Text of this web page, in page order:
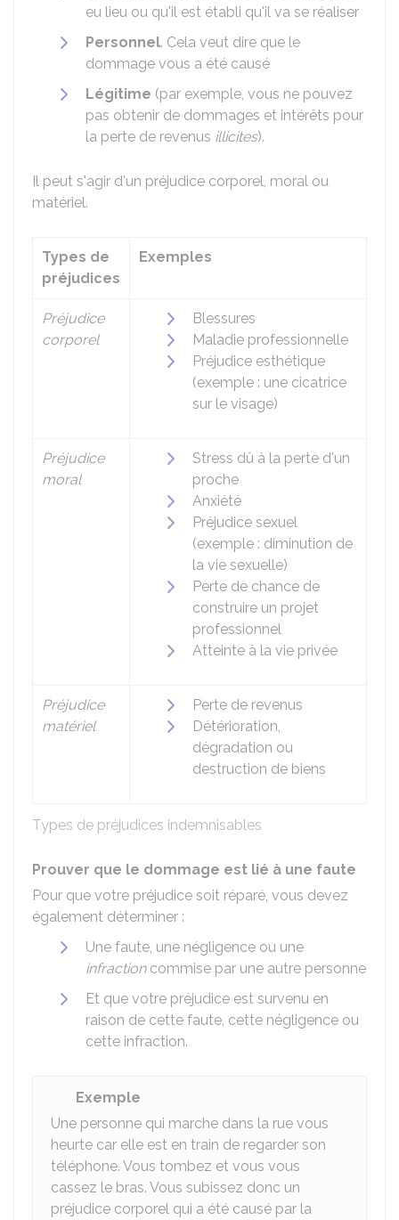
eu lieu ou qu'il est établi qu'il va se réaliser
Personnel. Cela veut dire que le
dommage vous a été causé
Légitime (par exemple, vous ne pouvez
pas obtenir de dommages et intérêts pour
la perte de revenus illicites).
Il peut s'agir d'un préjudice corporel, moral ou
matériel.
Types de préjudices indemnisables
Types de
préjudices
Exemples
Préjudice
corporel
Blessures
Maladie professionnelle
Préjudice esthétique
(exemple : une cicatrice
sur le visage)
Préjudice
moral
Stress dû à la perte d'un
proche
Anxiété
Préjudice sexuel
(exemple : diminution de
la vie sexuelle)
Perte de chance de
construire un projet
professionnel
Atteinte à la vie privée
Préjudice
matériel
Perte de revenus
Détérioration,
dégradation ou
destruction de biens
Prouver que le dommage est lié à une faute
Pour que votre préjudice soit réparé, vous devez
également déterminer :
Une faute, une négligence ou une
infractioncommise par une autre personne
Et que votre préjudice est survenu en
raison de cette faute, cette négligence ou
cette infraction.
Exemple
Une personne qui marche dans la rue vous
heurte car elle est en train de regarder son
téléphone. Vous tombez et vous vous
cassez le bras. Vous subissez donc un
préjudice corporel qui a été causé par la